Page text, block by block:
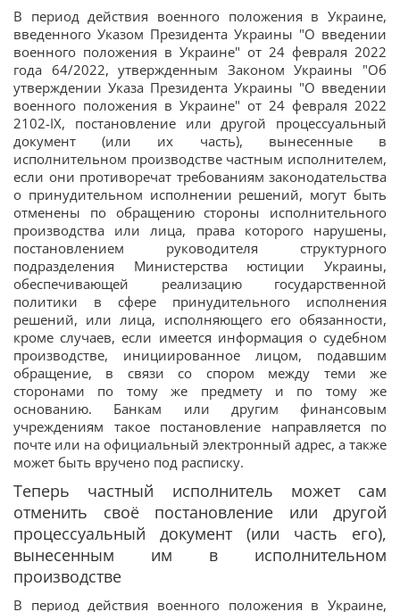
В период действия военного положения в Украине,
введенного Указом Президента Украины "О введении
военного положения в Украине" от 24 февраля 2022
года 64/2022, утвержденным Законом Украины "Об
утверждении Указа Президента Украины "О введении
военного положения в Украине" от 24 февраля 2022
2102-IX, постановление или другой процессуальный
документ (или их часть), вынесенные в
исполнительном производстве частным исполнителем,
если они противоречат требованиям законодательства
о принудительном исполнении решений, могут быть
отменены по обращению стороны исполнительного
производства или лица, права которого нарушены,
постановлением руководителя структурного
подразделения Министерства юстиции Украины,
обеспечивающей реализацию государственной
политики в сфере принудительного исполнения
решений, или лица, исполняющего его обязанности,
кроме случаев, если имеется информация о судебном
производстве, инициированное лицом, подавшим
обращение, в связи со спором между теми же
сторонами по тому же предмету и по тому же
основанию. Банкам или другим финансовым
учреждениям такое постановление направляется по
почте или на официальный электронный адрес, а также
может быть вручено под расписку.
Теперь частный исполнитель может сам
отменить своё постановление или другой
процессуальный документ (или часть его),
вынесенным им в исполнительном
производстве
В период действия военного положения в Украине,